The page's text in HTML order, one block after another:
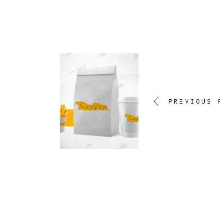
PREVIOUS